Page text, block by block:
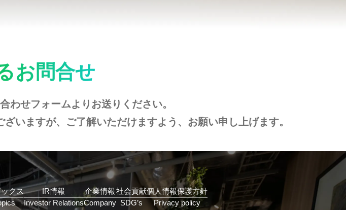
お問合せ
わせフォームよりお送りください。
いますが、ご了解いただけますよう、お願い申し上げます。
クス IR情報 企業情報社会貢献個人情報保護方針